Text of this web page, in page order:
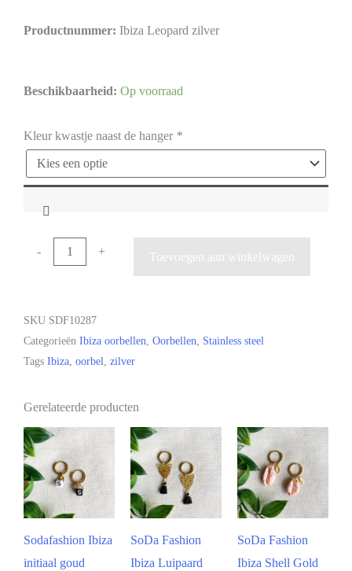
Productnummer: Ibiza Leopard zilver
Beschikbaarheid: Op voorraad
Kleur kwastje naast de hanger *
- + Toevoegen aan winkelwagen
SKU SDF10287
Categorieën Ibiza oorbellen Oorbellen
Stainless steel
Tags Ibiza oorbel zilver
Gerelateerde producten
Sodafashion Ibiza
initiaal goud
SoDa Fashion
Ibiza Luipaard
SoDa Fashion
Ibiza Shell Gold